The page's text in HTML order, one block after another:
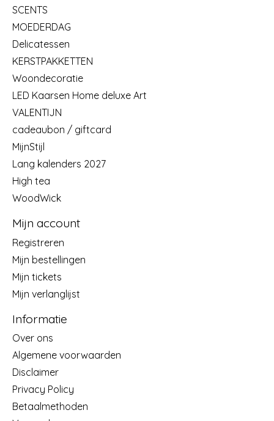
SCENTS
MOEDERDAG
Delicatessen
KERSTPAKKETTEN
Woondecoratie
LED Kaarsen Home deluxe Art
VALENTIJN
cadeaubon / giftcard
MijnStijl
Lang kalenders 2027
High tea
WoodWick
Mijn account
Registreren
Mijn bestellingen
Mijn tickets
Mijn verlanglijst
Informatie
Over ons
Algemene voorwaarden
Disclaimer
Privacy Policy
Betaalmethoden